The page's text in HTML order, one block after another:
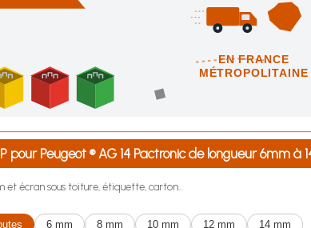
EN FRANCE
MÉTROPOLITAINE
boîtes d'agrafes ou de pointes et nous vous offrons
pour Peugeot ® AG 14 Pactronic de longueur 6mm à
et écran sous toiture, étiquette, carton...
6 mm 8 mm 10 mm 12 mm
14 mm